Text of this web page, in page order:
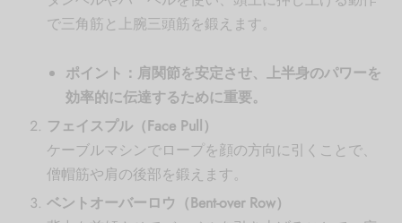
で三角筋と上腕三頭筋を鍛えます。
ポイント：肩関節を安定させ、上半身のパワーを
効率的に伝達するために重要。
フェイスプル（Face Pull）
ケーブルマシンでロープを顔の方向に引くことで、
僧帽筋や肩の後部を鍛えます。
ベントオーバーロウ（Bent-over Row）